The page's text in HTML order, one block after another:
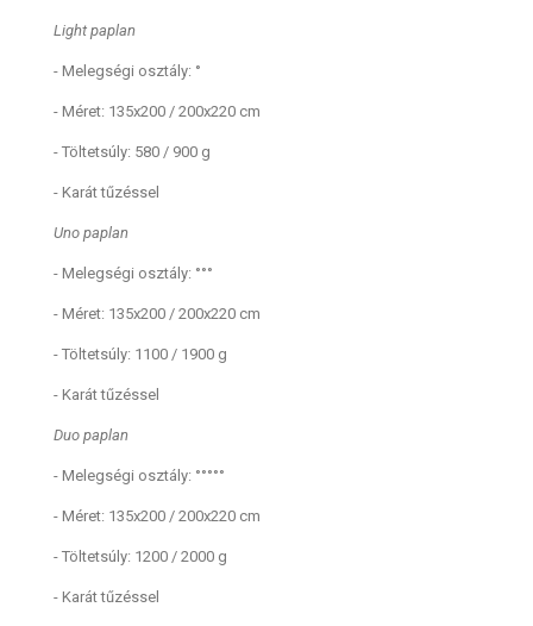
Light paplan
- Melegségi osztály: °
- Méret: 135x200 / 200x220 cm
- Töltetsúly: 580 / 900 g
- Karát tűzéssel
Uno paplan
- Melegségi osztály: °°°
- Méret: 135x200 / 200x220 cm
- Töltetsúly: 1100 / 1900 g
- Karát tűzéssel
Duo paplan
- Melegségi osztály: °°°°°
- Méret: 135x200 / 200x220 cm
- Töltetsúly: 1200 / 2000 g
- Karát tűzéssel